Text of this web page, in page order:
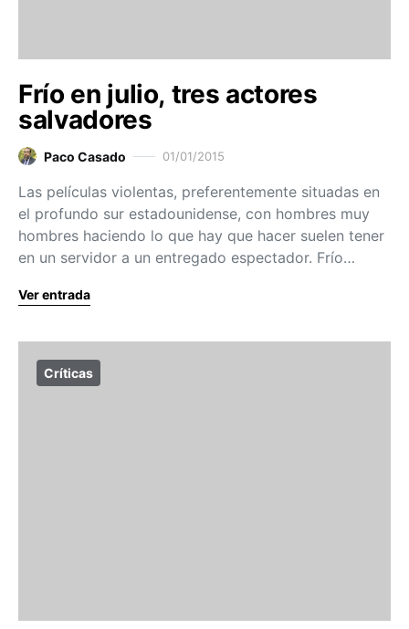
Frío en julio, tres actores
salvadores
Paco Casado 01/01/2015
Las películas violentas, preferentemente situadas en
el profundo sur estadounidense, con hombres muy
hombres haciendo lo que hay que hacer suelen tener
en un servidor a un entregado espectador. Frío…
Ver entrada
Críticas